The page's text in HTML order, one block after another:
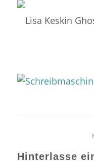
Hinterlasse